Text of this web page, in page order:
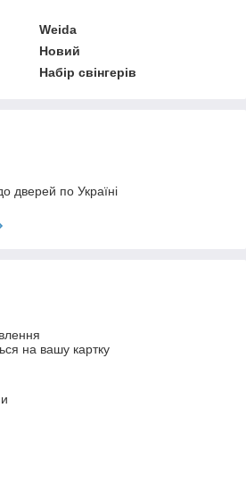
Weida
Новий
Набір свінгерів
дверей по Україні
на вашу картку